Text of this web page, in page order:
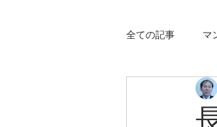
全ての記事 マ